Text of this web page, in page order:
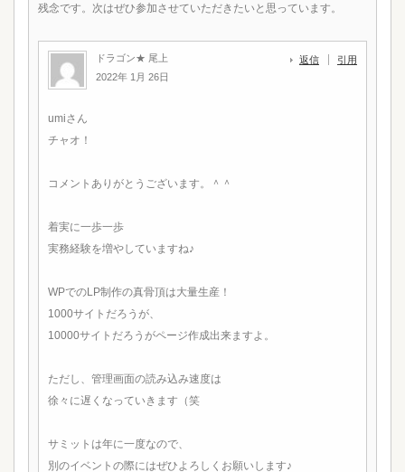
残念です。次はぜひ参加させていただきたいと思っています。
ドラゴン★ 尾上
2022年 1月 26日
返信 引用
umiさん
チャオ！
コメントありがとうございます。＾＾
着実に一歩一歩
実務経験を増やしていますね♪
WPでのLP制作の真骨頂は大量生産！
1000サイトだろうが、
10000サイトだろうがページ作成出来ますよ。
ただし、管理画面の読み込み速度は
徐々に遅くなっていきます（笑
サミットは年に一度なので、
別のイベントの際にはぜひよろしくお願いします♪